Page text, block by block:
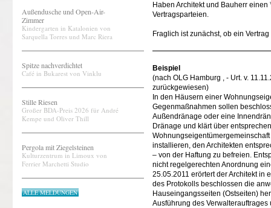
Außendusche und Open-Air-
Zimmer
Kindergarten in Katalonien von
Sarquella Torres und Marc Riera
Spitze nachverdichtet
Café in Bukarest von Vinklu
Stille Riesen
Großer BDA-Preis 2026 für André
Kempe und Oliver Thill
Pergola mit Ziegelsteinen
Kulturzentrum in Limoux von
Ferrier Marchetti Studio
ALLE MELDUNGEN
Haben Architekt und Bauherr einen
Vertragsparteien.
Fraglich ist zunächst, ob ein
Beispiel
(nach OLG Hamburg , - Urt. v.
zurückgewiesen)
In den Häusern einer
Gegenmaßnahmen sollen
Außendränage oder eine
Dränage und klärt über
Wohnungseigentümergemeinschaft
installieren, den Architekten
– von der Haftung zu befreien.
nicht regelgerechten Anordnung
25.05.2011 erörtert der Architekt in
des Protokolls beschlossen die
Hauseingangsseiten (Ostseiten)
Ausführung des